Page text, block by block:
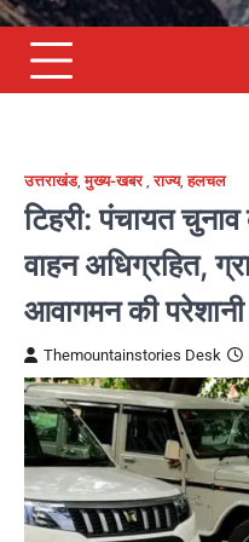
उत्तराखंड,मुख्य-खबर,राज्य,हलचल
टिहरी: पंचायत
वाहन अधिग्रहित,
आवागमन की परेशानी
Themountainstories Desk